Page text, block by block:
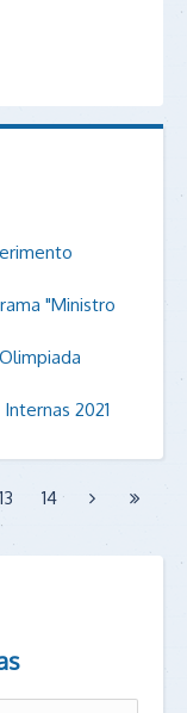
"Ministro
2021
13 14